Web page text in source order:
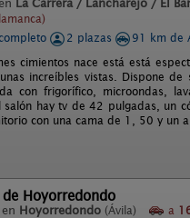
La Carrera / Lancharejo / El
2 plazas
91 km de
cimientos nace está está
increíbles vistas. Dispone de
con frigorífico, microondas,
salón hay tv de 42 pulgadas, un
con una cama de 1, 50 y un
de Hoyorredondo
Hoyorredondo (Ávila) a